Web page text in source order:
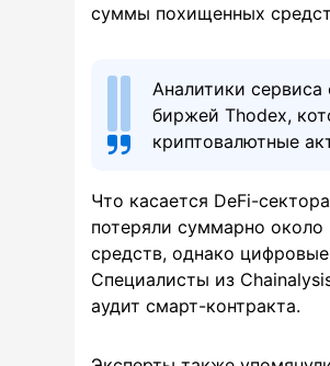
суммы похищенных
Аналитики
биржей Thodex,
криптовалютные
Что касается DeFi-
потеряли суммарно
средств, однако
Специалисты из
аудит смарт-контракта.